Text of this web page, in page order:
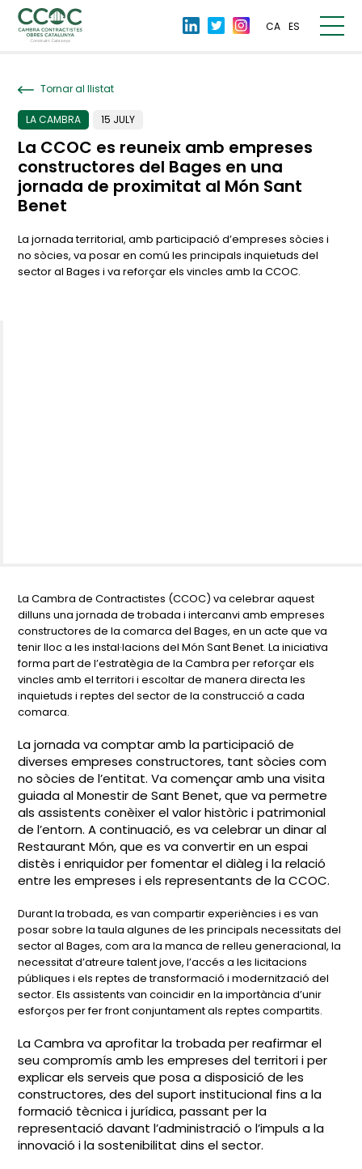
CA ES
Tornar al llistat
LA CAMBRA 15 JULY
La CCOC es reuneix amb empreses
constructores del Bages en una
jornada de proximitat al Món Sant
Benet
La jornada territorial, amb participació d’empreses sòcies i
no sòcies, va posar en comú les principals inquietuds del
sector al Bages i va reforçar els vincles amb la CCOC.
La Cambra de Contractistes (CCOC) va celebrar aquest
dilluns una jornada de trobada i intercanvi amb empreses
constructores de la comarca del Bages, en un acte que va
tenir lloc a les instal·lacions del Món Sant Benet. La iniciativa
forma part de l’estratègia de la Cambra per reforçar els
vincles amb el territori i escoltar de manera directa les
inquietuds i reptes del sector de la construcció a cada
comarca.
La jornada va comptar amb la participació de
diverses empreses constructores, tant sòcies com
no sòcies de l’entitat. Va començar amb una visita
guiada al Monestir de Sant Benet, que va permetre
als assistents conèixer el valor històric i patrimonial
de l’entorn. A continuació, es va celebrar un dinar al
Restaurant Món, que es va convertir en un espai
distès i enriquidor per fomentar el diàleg i la relació
entre les empreses i els representants de la CCOC.
Durant la trobada, es van compartir experiències i es van
posar sobre la taula algunes de les principals necessitats del
sector al Bages, com ara la manca de relleu generacional, la
necessitat d’atreure talent jove, l’accés a les licitacions
públiques i els reptes de transformació i modernització del
sector. Els assistents van coincidir en la importància d’unir
esforços per fer front conjuntament als reptes compartits.
La Cambra va aprofitar la trobada per reafirmar el
seu compromís amb les empreses del territori i per
explicar els serveis que posa a disposició de les
constructores, des del suport institucional fins a la
formació tècnica i jurídica, passant per la
representació davant l’administració o l’impuls a la
innovació i la sostenibilitat dins el sector.